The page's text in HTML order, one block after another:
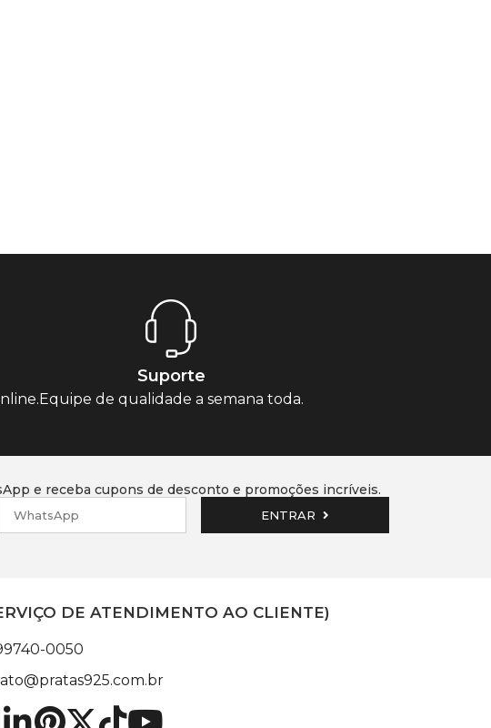
Suporte
Equipe de qualidade a semana toda.
e receba cupons de desconto e promoções incríveis.
ENTRAR
DE ATENDIMENTO AO CLIENTE)
0050